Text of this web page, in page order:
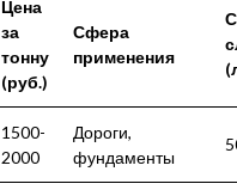
Цена
за
тонну
(руб.)
Сфера
применения
1500-
2000
Дороги,
фундаменты